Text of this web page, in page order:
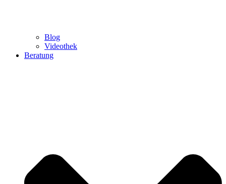
Blog
Videothek
Beratung